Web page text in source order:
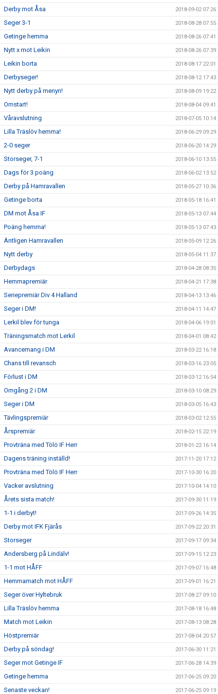
Derby mot Åsa 2018-09-02 07:26
Seger 3-1 2018-08-28 07:55
Getinge hemma 2018-08-26 07:41
Nytt x mot Leikin 2018-08-26 07:39
Leikin borta 2018-08-17 22:01
Derbyseger! 2018-08-12 17:43
Nytt derby på menyn! 2018-08-09 19:22
Omstart! 2018-08-04 09:41
Våravslutning 2018-07-05 10:14
Lilla Träslöv hemma! 2018-06-29 09:29
2-0 seger 2018-06-20 14:29
Storseger, 7-1 2018-06-10 13:55
Dags för 3 poäng 2018-06-02 13:52
Derby på Hamravallen 2018-05-27 10:36
Getinge borta 2018-05-18 16:41
DM mot Åsa IF 2018-05-13 07:44
Poäng hemma! 2018-05-13 07:43
Äntligen Hamravallen 2018-05-09 12:26
Nytt derby 2018-05-04 11:37
Derbydags 2018-04-28 08:35
Hemmapremiär 2018-04-21 17:38
Seriepremiär Div 4 Halland 2018-04-13 13:46
Seger i DM! 2018-04-11 14:47
Lerkil blev för tunga 2018-04-06 19:01
Träningsmatch mot Lerkil 2018-04-01 08:42
Avancemang i DM 2018-03-22 16:18
Chans till revansch 2018-03-16 23:05
Förlust i DM 2018-03-12 16:54
Omgång 2 i DM 2018-03-10 08:29
Seger i DM 2018-03-05 16:43
Tävlingspremiär 2018-03-02 12:55
Årspremiär 2018-02-15 22:19
Provträna med Tölö IF Herr 2018-01-22 16:14
Dagens träning inställd! 2017-11-20 17:12
Provträna med Tölö IF Herr 2017-10-30 16:20
Vacker avslutning 2017-10-04 14:10
Årets sista match! 2017-09-30 11:19
1-1 i derbyt! 2017-09-26 14:35
Derby mot IFK Fjärås 2017-09-22 20:31
Storseger 2017-09-17 09:34
Andersberg på Lindälv! 2017-09-15 12:23
1-1 mot HÅFF 2017-09-07 16:48
Hemmamatch mot HÅFF 2017-09-01 16:21
Seger över Hyltebruk 2017-08-27 09:10
Lilla Träslöv hemma 2017-08-18 16:48
Match mot Leikin 2017-08-13 08:28
Höstpremiär 2017-08-04 20:57
Derby på söndag! 2017-06-30 11:21
Seger mot Getinge IF 2017-06-28 14:39
Getinge hemma 2017-06-25 09:20
Senaste veckan! 2017-06-25 09:19